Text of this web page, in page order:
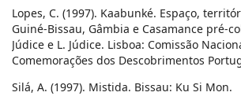
Lopes, C. (1997). Kaabunké. Espaço,
Guiné-Bissau, Gâmbia e Casamance pré-
Júdice e L. Júdice. Lisboa: Comissão
Comemorações dos Descobrimentos
Silá, A. (1997). Mistida. Bissau: Ku Si Mon.